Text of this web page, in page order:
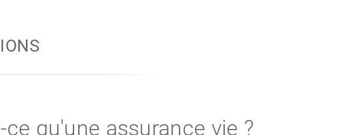
ce qu'une assurance vie ?